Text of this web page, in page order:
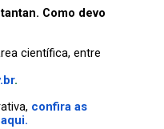
Como devo
científica, entre
.
confira as